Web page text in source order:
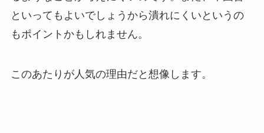
といってもよいでしょうから潰れにくい というの
もポイントかもしれません。
このあたりが人気の理由だと想像します。